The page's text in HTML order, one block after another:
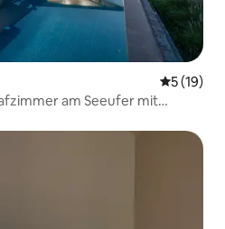
5 (19)
am Seeufer mit